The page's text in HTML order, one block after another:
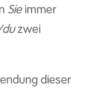
Sieimmer
zwei
dieser